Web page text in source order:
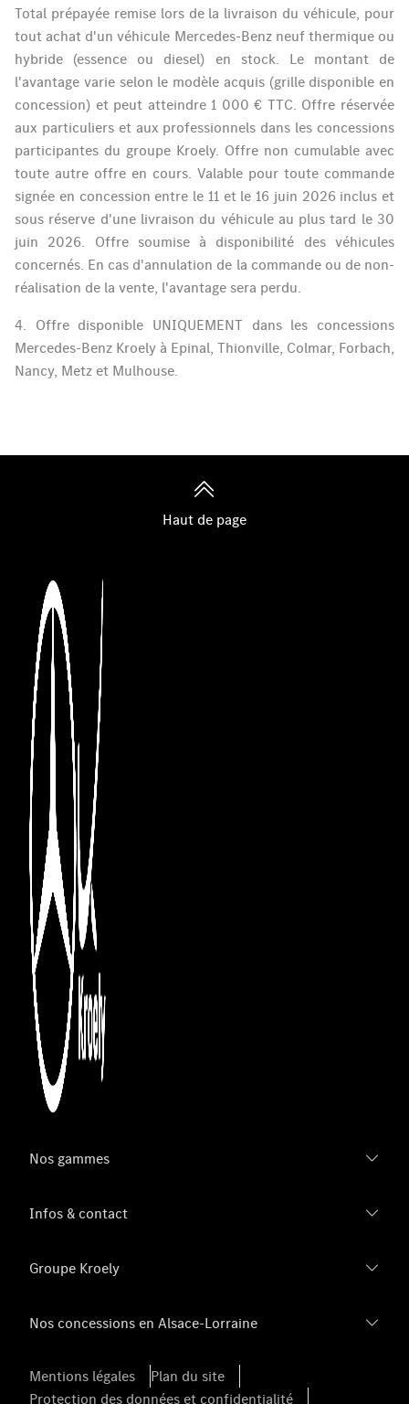
Total prépayée remise lors de la livraison du véhicule, pour
tout achat d'un véhicule Mercedes-Benz neuf thermique ou
hybride (essence ou diesel) en stock. Le montant de
l'avantage varie selon le modèle acquis (grille disponible en
concession) et peut atteindre 1 000 € TTC. Offre réservée
aux particuliers et aux professionnels dans les concessions
participantes du groupe Kroely. Offre non cumulable avec
toute autre offre en cours. Valable pour toute commande
signée en concession entre le 11 et le 16 juin 2026 inclus et
sous réserve d'une livraison du véhicule au plus tard le 30
juin 2026. Offre soumise à disponibilité des véhicules
concernés. En cas d'annulation de la commande ou de non-
réalisation de la vente, l'avantage sera perdu.
4. Offre disponible UNIQUEMENT dans les concessions
Mercedes-Benz Kroely à Epinal, Thionville, Colmar, Forbach,
Nancy, Metz et Mulhouse.
Haut de page
Nos gammes
Infos & contact
Groupe Kroely
Nos concessions en Alsace-Lorraine
Mentions légales
Plan du site
Protection des données et confidentialité